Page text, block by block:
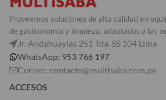
Proveemos soluciones de alta calidad en
de gastronomía y limpieza, adaptados a las
Jr. Andahuaylas 251 Tda. SS 104 Lima
WhatsApp: 953 766 197
Correo: contacto@multisaba.com.pe
ACCESOS